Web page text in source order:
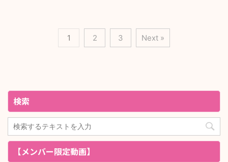
1 2 3 Next »
検索
【メンバー限定動画】